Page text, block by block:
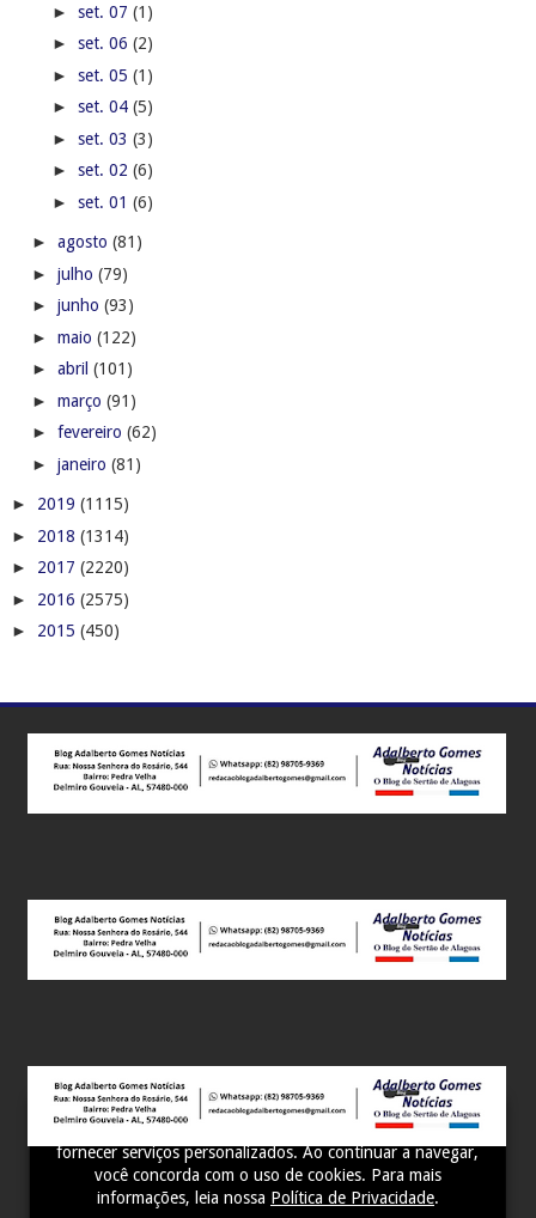
Este site utiliza cookies para melhorar sua experiência e
fornecer serviços personalizados. Ao continuar a navegar,
você concorda com o uso de cookies. Para mais
informações, leia nossa Política de Privacidade.
► set. 07 (1)
► set. 06 (2)
► set. 05 (1)
► set. 04 (5)
► set. 03 (3)
► set. 02 (6)
► set. 01 (6)
► agosto (81)
► julho (79)
► junho (93)
► maio (122)
► abril (101)
► março (91)
► fevereiro (62)
► janeiro (81)
► 2019 (1115)
► 2018 (1314)
► 2017 (2220)
► 2016 (2575)
► 2015 (450)